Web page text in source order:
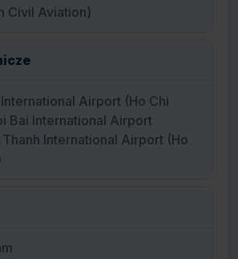
Civil Aviation)
Airport (Ho Chi
Bai International Airport
International Airport (Ho